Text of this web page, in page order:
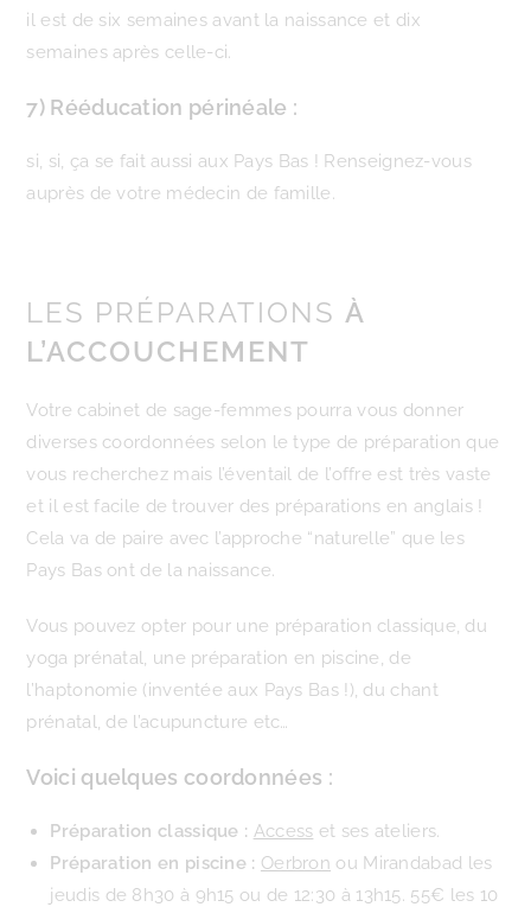
il est de six semaines avant la naissance et dix
semaines après celle-ci.
7) Rééducation périnéale :
si, si, ça se fait aussi aux Pays Bas ! Renseignez-vous
auprès de votre médecin de famille.
LES PRÉPARATIONSÀ
L’ACCOUCHEMENT
Votre cabinet de sage-femmes pourra vous donner
diverses coordonnées selon le type de préparation que
vous recherchez mais l’éventail de l’offre est très vaste
et il est facile de trouver des préparations en anglais !
Cela va de paire avec l’approche “naturelle” que les
Pays Bas ont de la naissance.
Vous pouvez opter pour une préparation classique, du
yoga prénatal, une préparation en piscine, de
l’haptonomie (inventée aux Pays Bas !), du chant
prénatal, de l’acupuncture etc…
Voici quelques coordonnées :
Préparation classique : Access et ses ateliers.
Préparation en piscine : Oerbron ou Mirandabad les
jeudis de 8h30 à 9h15 ou de 12:30 à 13h15. 55€ les 10